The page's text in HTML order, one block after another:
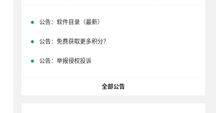
公告： 软件目录（最新）
公告： 免费获取更多积分？
公告： 举报侵权投诉
全部公告